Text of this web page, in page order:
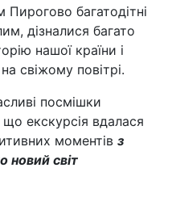
Пирогово багатодітні
дізналися багато
нашої країни і
свіжому повітрі.
посмішки
екскурсія вдалася
моментів з
новий світ